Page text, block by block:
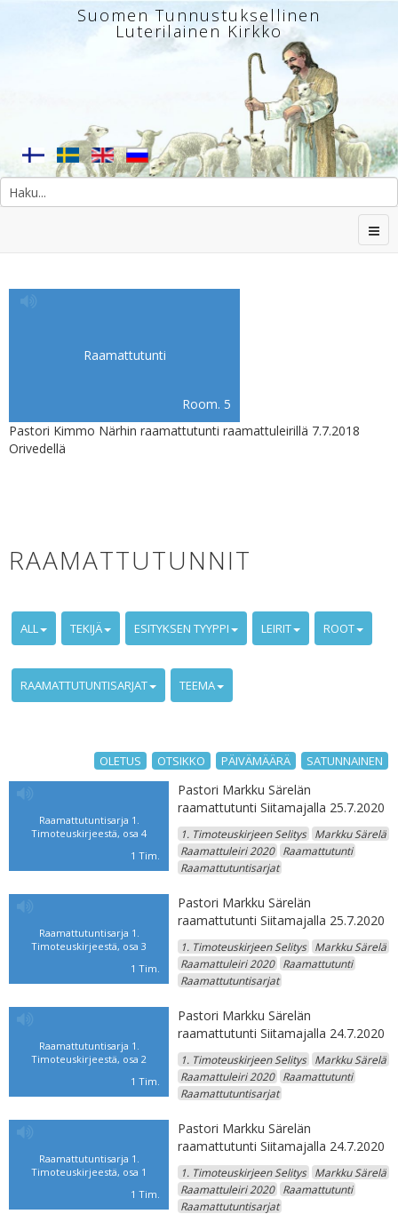
Suomen Tunnustuksellinen
Luterilainen Kirkko
Raamattutunti
Room. 5
Pastori Kimmo Närhin raamattutunti raamattuleirillä 7.7.2018
Orivedellä
RAAMATTUTUNNIT
ALL TEKIJÄ ESITYKSEN TYYPPI LEIRIT ROOT
RAAMATTUTUNTISARJAT TEEMA
OLETUS OTSIKKO PÄIVÄMÄÄRÄ SATUNNAINEN
Raamattutuntisarja 1.
Timoteuskirjeestä, osa 4
1 Tim.
Pastori Markku Särelän
raamattutunti Siitamajalla 25.7.2020
1. Timoteuskirjeen Selitys
Markku Särelä
Raamattuleiri 2020
Raamattutunti
Raamattutuntisarjat
Raamattutuntisarja 1.
Timoteuskirjeestä, osa 3
1 Tim.
Pastori Markku Särelän
raamattutunti Siitamajalla 25.7.2020
1. Timoteuskirjeen Selitys
Markku Särelä
Raamattuleiri 2020
Raamattutunti
Raamattutuntisarjat
Raamattutuntisarja 1.
Timoteuskirjeestä, osa 2
1 Tim.
Pastori Markku Särelän
raamattutunti Siitamajalla 24.7.2020
1. Timoteuskirjeen Selitys
Markku Särelä
Raamattuleiri 2020
Raamattutunti
Raamattutuntisarjat
Raamattutuntisarja 1.
Timoteuskirjeestä, osa 1
1 Tim.
Pastori Markku Särelän
raamattutunti Siitamajalla 24.7.2020
1. Timoteuskirjeen Selitys
Markku Särelä
Raamattuleiri 2020
Raamattutunti
Raamattutuntisarjat